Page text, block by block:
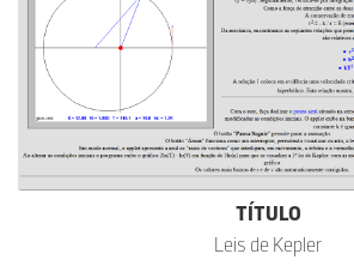
TÍTULO
Leis de Kepler